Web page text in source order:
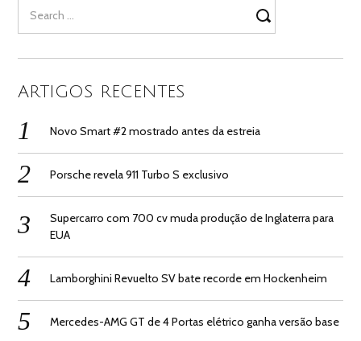
for:
ARTIGOS RECENTES
Novo Smart #2 mostrado antes da estreia
Porsche revela 911 Turbo S exclusivo
Supercarro com 700 cv muda produção de Inglaterra para
EUA
Lamborghini Revuelto SV bate recorde em Hockenheim
Mercedes-AMG GT de 4 Portas elétrico ganha versão base